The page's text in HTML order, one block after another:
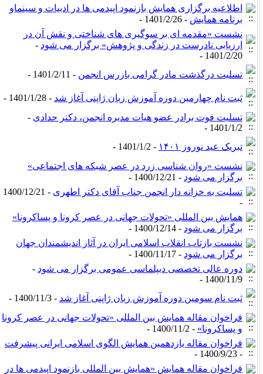
اطلاعیه برگزاری همایش بازنمود اپیدمی ها در ادبیات و سینماو
برنامه همایش- 1401/2/26 -
نشست «مقدمه ای بر سوگیری های شناختی و نقش آن در
ارزیابی نادرست در زندگی و پژوهش» برگزار می شود-
1401/2/20 -
تسلیت درگذشت مادر گرامی بازرس انجمن- 1401/2/11 -
ثبت نام چهارمین دوره آموزش زبان ژاپنی آغاز شد- 1401/1/28 -
تسلیت فوت برادر عضو هیات مدیره انجمن، دکتر حدادی-
1401/1/2 -
تبریک عید نوروز ۱۴۰۱
- 1401/1/2 -
نشست «روان شناسی زرد در عصر شبکه های اجتماعی»
برگزار می شود- 1400/12/21 -
تسلیت به خزانه دار انجمن جناب آقای دکتر اطهری
- 1400/12/21
همایش بین المللی «تحولات جهانی در عصر کرونا و پساکرونا»
برگزار می شود- 1400/12/14 -
نشست بازتاب انقلاب اسلامی ایران در آثار اندیشمندان جهان
برگزار می شود- 1400/11/17 -
دوره عالی تخصصی دیپلماسی عمومی برگزار می شود-
1400/11/9 -
ثبت نام سومین دوره آموزش زبان ژاپنی آغاز شد- 1400/11/3 -
فراخوان مقاله همایش بین المللی «تحولات جهانی در عصر کرونا
و پساکرونا»- 1400/11/2 -
فراخوان مقاله یازدهمین همایش الگوی اسلامی ایرانی پیشرفت
فراخوان مقاله همایش «همایش بین المللی بازنمود اپیدمی ها در